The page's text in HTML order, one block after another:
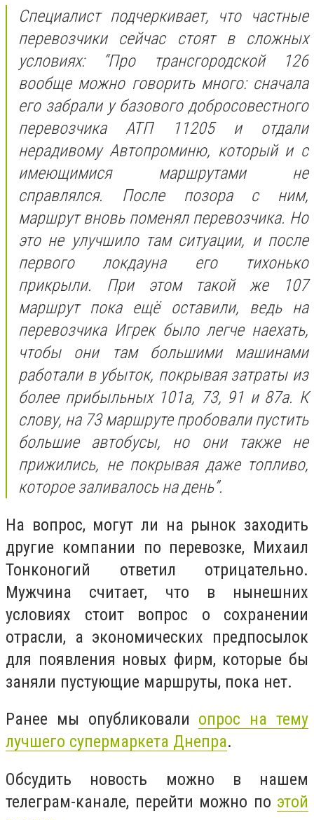
Специалист подчеркивает, что частные
перевозчики сейчас стоят в сложных
условиях: “Про трансгородской 126
вообще можно говорить много: сначала
его забрали у базового добросовестного
перевозчика АТП 11205 и отдали
нерадивому Автопроминю, который и с
имеющимися маршрутами не
справлялся. После позора с ним,
маршрут вновь поменял перевозчика. Но
это не улучшило там ситуации, и после
первого локдауна его тихонько
прикрыли. При этом такой же 107
маршрут пока ещё оставили, ведь на
перевозчика Игрек было легче наехать,
чтобы они там большими машинами
работали в убыток, покрывая затраты из
более прибыльных 101а, 73, 91 и 87а. К
слову, на 73 маршруте пробовали пустить
большие автобусы, но они также не
прижились, не покрывая даже топливо,
которое заливалось на день”.
На вопрос, могут ли на рынок заходить
другие компании по перевозке, Михаил
Тонконогий ответил отрицательно.
Мужчина считает, что в нынешних
условиях стоит вопрос о сохранении
отрасли, а экономических предпосылок
для появления новых фирм, которые бы
заняли пустующие маршруты, пока нет.
Ранее мы опубликовали опрос на тему
лучшего супермаркета Днепра.
Обсудить новость можно в нашем
телеграм-канале, перейти можно по этой